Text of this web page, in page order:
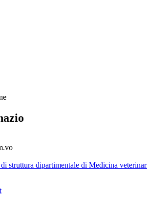
struttura dipartimentale di Medicina